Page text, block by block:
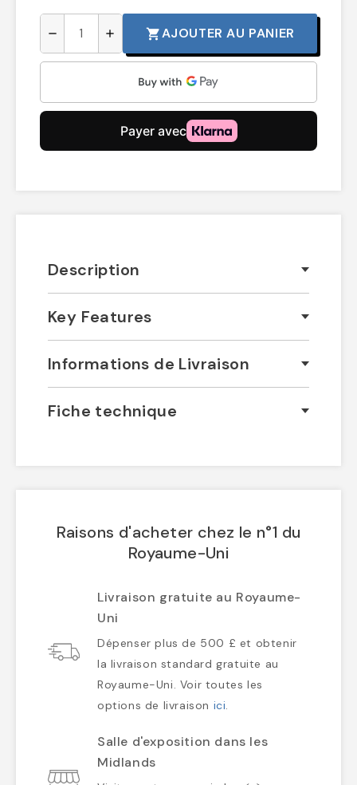
remove add shopping_cartAJOUTER AU PANIER
Description
Key Features
Informations de Livraison
Fiche technique
Raisons d'acheter chez le n°1 du
Royaume-Uni
Livraison gratuite au Royaume-
Uni
Dépenser plus de 500 £ et obtenir
la livraison standard gratuite au
Royaume-Uni. Voir toutes les
options de livraison ici.
Salle d'exposition dans les
Midlands